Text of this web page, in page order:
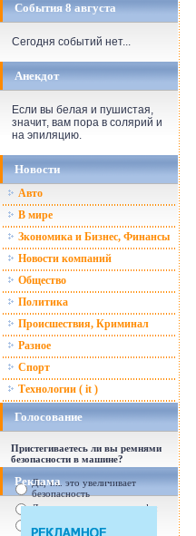
События 8 августа
Сегодня событий нет...
Анекдот
Если вы белая и пушистая,
значит, вам пора в солярий и
на эпиляцию.
Новости
Авто
В мире
Зкономика и Бизнес, Финансы
Новости компаний
Общество
Политика
Происшествия, Криминал
Разное
Спорт
Технологии ( it )
Голосование
Пристегиваетесь ли вы ремнями
безопасности в машине?
Да, т.к. это увеличивает
безопасность
Да, т.к. увеличились штрафы
Реклама